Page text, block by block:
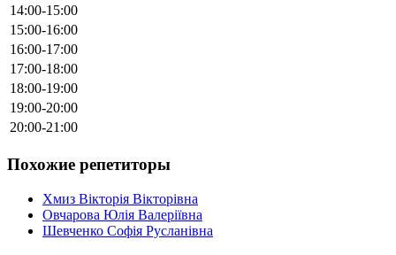
14:00-15:00
15:00-16:00
16:00-17:00
17:00-18:00
18:00-19:00
19:00-20:00
20:00-21:00
Похожие репетиторы
Хмиз Вікторія Вікторівна
Овчарова Юлія Валеріївна
Шевченко Софія Русланівна